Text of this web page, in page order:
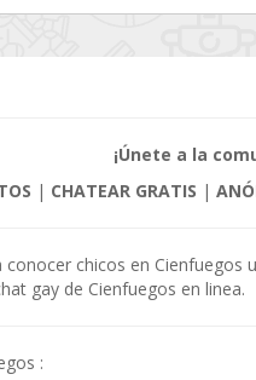
¡Únete a la
| CHATEAR GRATIS |
conocer chicos en
gay de Cienfuegos en linea.
: